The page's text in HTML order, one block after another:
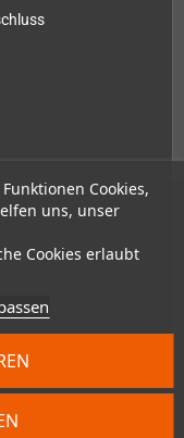
Cookies,
uns, unser
Cookies erlaubt